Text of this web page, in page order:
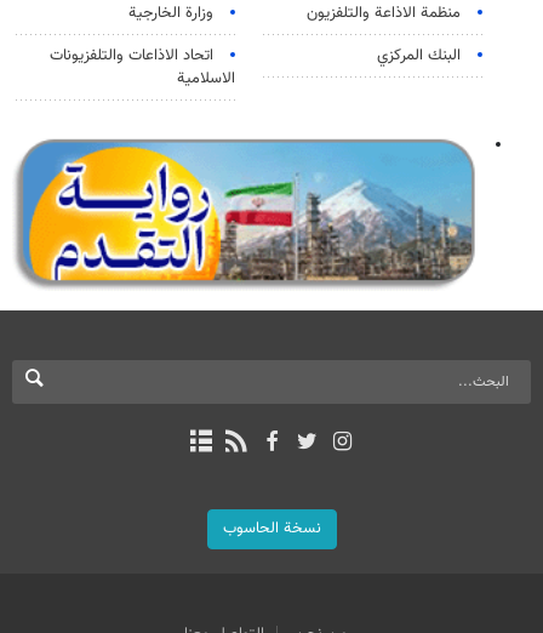
منظمة الاذاعة والتلفزیون
وزارة الخارجية
البنك المركزي
اتحاد الاذاعات والتلفزيونات
الاسلامية
نسخة الحاسوب